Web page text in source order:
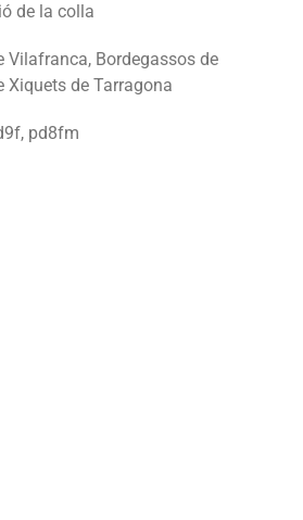
de la colla
Vilafranca, Bordegassos de
Xiquets de Tarragona
pd8fm